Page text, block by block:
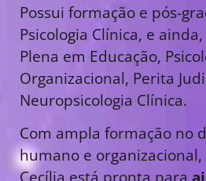
Possui formação e pós-
Psicologia Clínica, e
Plena em Educação,
Organizacional, Perita
Neuropsicologia Clínica.
Com ampla formação no
humano e organizacional,
Cecília está pronta para